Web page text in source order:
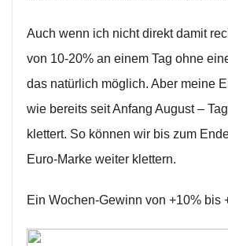
Auch wenn ich nicht direkt damit
von 10-20% an einem Tag ohne
das natürlich möglich. Aber meine
wie bereits seit Anfang August –
klettert. So können wir bis zum
Euro-Marke weiter klettern.
Ein Wochen-Gewinn von +10% bis